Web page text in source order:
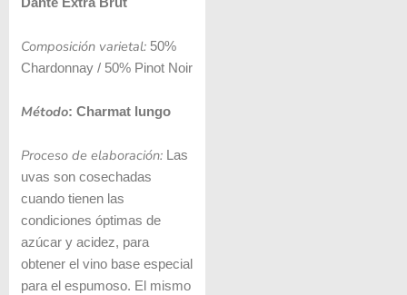
Composición varietal:50%
Chardonnay / 50% Pinot Noir
Método: Charmat lungo
Proceso de elaboración:Las
uvas son cosechadas
cuando tienen las
condiciones óptimas de
azúcar y acidez, para
obtener el vino base especial
para el espumoso. El mismo